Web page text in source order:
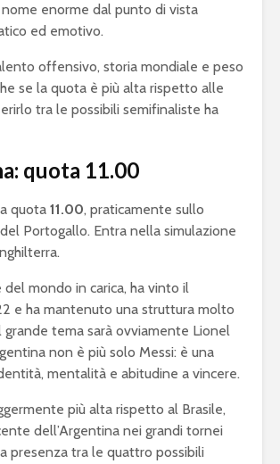
nome enorme dal punto di vista
ed emotivo.
offensivo, storia mondiale e peso
se la quota è più alta rispetto alle
tra le possibili semifinaliste ha
quota 11.00
quota 11.00, praticamente sullo
Portogallo. Entra nella simulazione
del mondo in carica, ha vinto il
e ha mantenuto una struttura molto
grande tema sarà ovviamente Lionel
non è più solo Messi: è una
mentalità e abitudine a vincere.
più alta rispetto al Brasile,
dell’Argentina nei grandi tornei
presenza tra le quattro possibili